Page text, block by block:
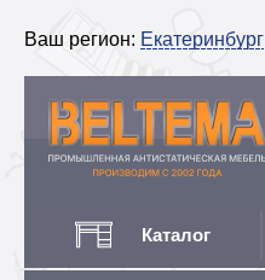
Ваш регион: Екатеринбург
Каталог